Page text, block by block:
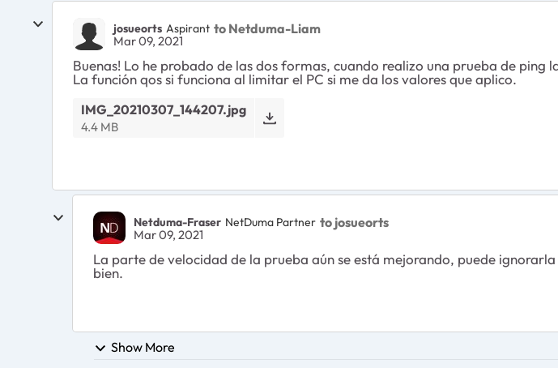
josueorts Aspirant to Netduma-Liam
Mar 09, 2021
Buenas! Lo he probado de las dos formas, cuando realizo una prueba de ping
La función qos si funciona al limitar el PC si me da los valores que aplico.
IMG_20210307_144207.jpg
4.4 MB
Netduma-Fraser NetDuma Partner to josueorts
Mar 09, 2021
La parte de velocidad de la prueba aún se está mejorando, puede
bien.
Show More